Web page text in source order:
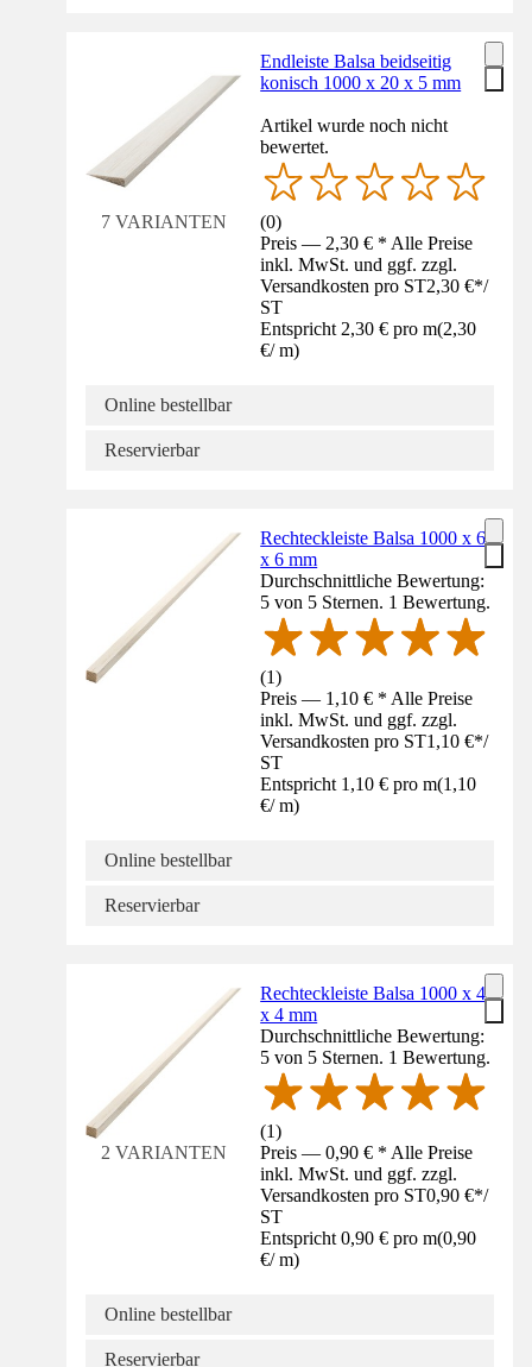
7 VARIANTEN
Endleiste Balsa beidseitig
konisch 1000 x 20 x 5 mm
Artikel wurde noch nicht
bewertet.
(0)
Preis — 2,30 € * Alle Preise
inkl. MwSt. und ggf. zzgl.
Versandkosten pro ST2,30 €*/
ST
Entspricht 2,30 € pro m(2,30
€/ m)
Online bestellbar
Reservierbar
Rechteckleiste Balsa 1000 x 6
x 6 mm
Durchschnittliche Bewertung:
5 von 5 Sternen. 1 Bewertung.
(1)
Preis — 1,10 € * Alle Preise
inkl. MwSt. und ggf. zzgl.
Versandkosten pro ST1,10 €*/
ST
Entspricht 1,10 € pro m(1,10
€/ m)
Online bestellbar
Reservierbar
2 VARIANTEN
Rechteckleiste Balsa 1000 x 4
x 4 mm
Durchschnittliche Bewertung:
5 von 5 Sternen. 1 Bewertung.
(1)
Preis — 0,90 € * Alle Preise
inkl. MwSt. und ggf. zzgl.
Versandkosten pro ST0,90 €*/
ST
Entspricht 0,90 € pro m(0,90
€/ m)
Online bestellbar
Reservierbar